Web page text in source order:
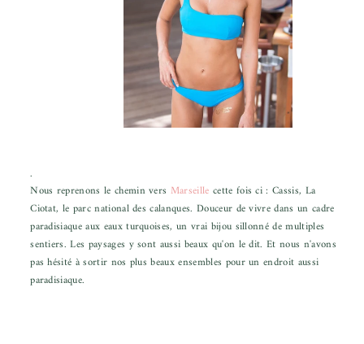
.
Nous reprenons le chemin vers Marseille cette fois ci : Cassis, La
Ciotat, le parc national des calanques. Douceur de vivre dans un cadre
paradisiaque aux eaux turquoises, un vrai bijou sillonné de multiples
sentiers. Les paysages y sont aussi beaux qu'on le dit. Et nous n'avons
pas hésité à sortir nos plus beaux ensembles pour un endroit aussi
paradisiaque.